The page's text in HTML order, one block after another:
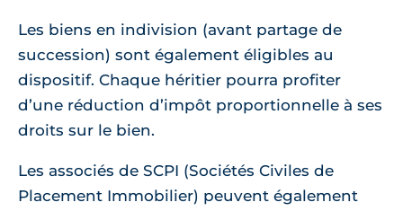
Les biens en indivision (avant partage de
succession) sont également éligibles au
dispositif. Chaque héritier pourra profiter
d’une réduction d’impôt proportionnelle à ses
droits sur le bien.
Les associés de SCPI (Sociétés Civiles de
Placement Immobilier) peuvent également